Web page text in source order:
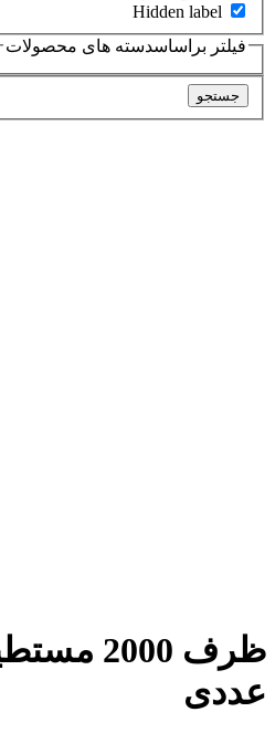
Hidden label
فیلتر براساسدسته های محصولات
جستجو
عددی